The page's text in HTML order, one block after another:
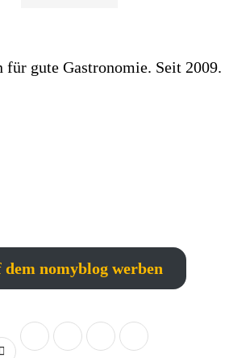
für gute Gastronomie. Seit 2009.
dem nomyblog werben